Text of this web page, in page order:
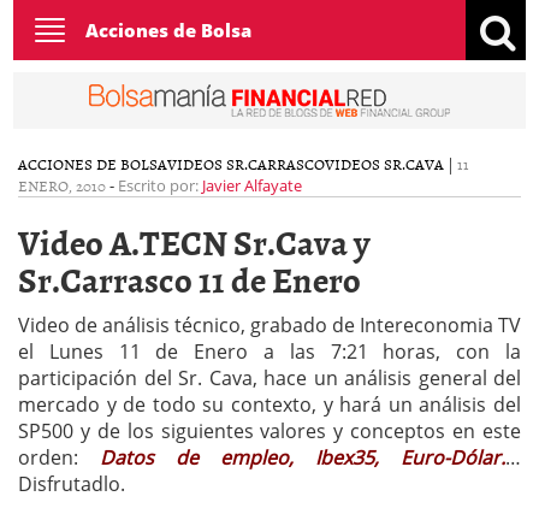
Toggle
navigation
Acciones de Bolsa
ACCIONES DE BOLSAVIDEOS SR.CARRASCOVIDEOS SR.CAVA | 11
ENERO, 2010- Escrito por: Javier Alfayate
Video A.TECN Sr.Cava y
Sr.Carrasco 11 de Enero
Video de análisis técnico, grabado de Intereconomia TV
el Lunes 11 de Enero a las 7:21 horas, con la
participación del Sr. Cava, hace un análisis general del
mercado y de todo su contexto, y hará un análisis del
SP500 y de los siguientes valores y conceptos en este
orden: Datos de empleo, Ibex35, Euro-Dólar.…
Disfrutadlo.